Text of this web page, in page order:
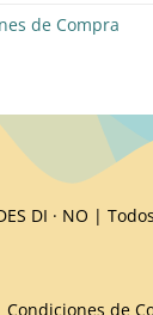
de Compra
DI · NO |
Condiciones de